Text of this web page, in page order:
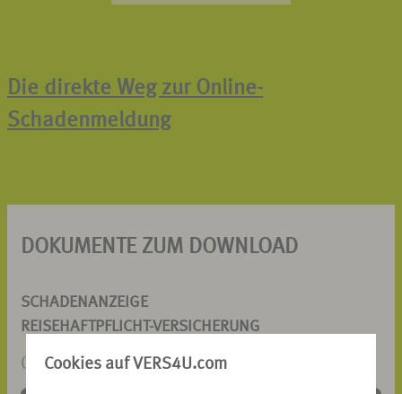
Cookies auf VERS4U.com
Die direkte Weg zur Online-
Schadenmeldung
DOKUMENTE ZUM DOWNLOAD
SCHADENANZEIGE
REISEHAFTPFLICHT-VERSICHERUNG
(PDF, 43 KB)